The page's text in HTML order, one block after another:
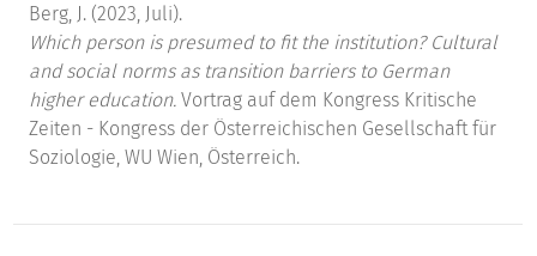
Berg, J. (2023, Juli).
Which person is presumed to fit the institution? Cultural
and social norms as transition barriers to German
higher education. Vortrag auf dem Kongress Kritische
Zeiten - Kongress der Österreichischen Gesellschaft für
Soziologie, WU Wien, Österreich.